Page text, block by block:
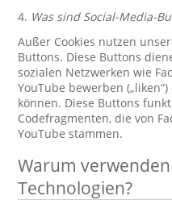
4. Was sind Social-Media-
Außer Cookies nutzen
Buttons. Diese Buttons
sozialen Netzwerken wie
YouTube bewerben
können. Diese Buttons
Codefragmenten, die von
YouTube stammen.
Warum
Technologien?